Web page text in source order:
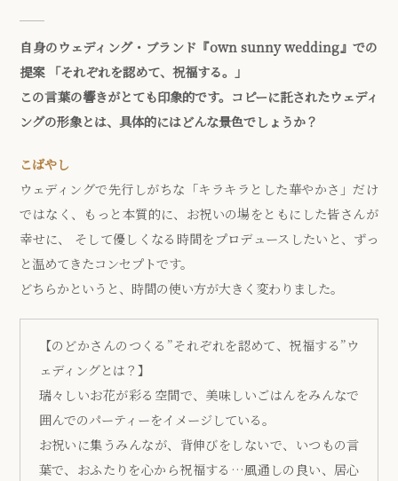
自身のウェディング・ブランド『own sunny wedding』での
提案 「それぞれを認めて、祝福する。」
この言葉の響きがとても印象的です。コピーに託されたウェディ
ングの形象とは、具体的にはどんな景色でしょうか？
こばやし
ウェディングで先行しがちな「キラキラとした華やかさ」だけ
ではなく、もっと本質的に、お祝いの場をともにした皆さんが
幸せに、 そして優しくなる時間をプロデュースしたいと、ずっ
と温めてきたコンセプトです。
どちらかというと、時間の使い方が大きく変わりました。
【のどかさんのつくる”それぞれを認めて、祝福する”ウ
ェディングとは？】
瑞々しいお花が彩る空間で、美味しいごはんをみんなで
囲んでのパーティーをイメージしている。
お祝いに集うみんなが、背伸びをしないで、いつもの言
葉で、おふたりを心から祝福する…風通しの良い、居心